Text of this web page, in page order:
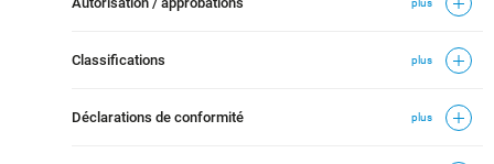
plus
Classifications plus
Déclarations de conformité plus